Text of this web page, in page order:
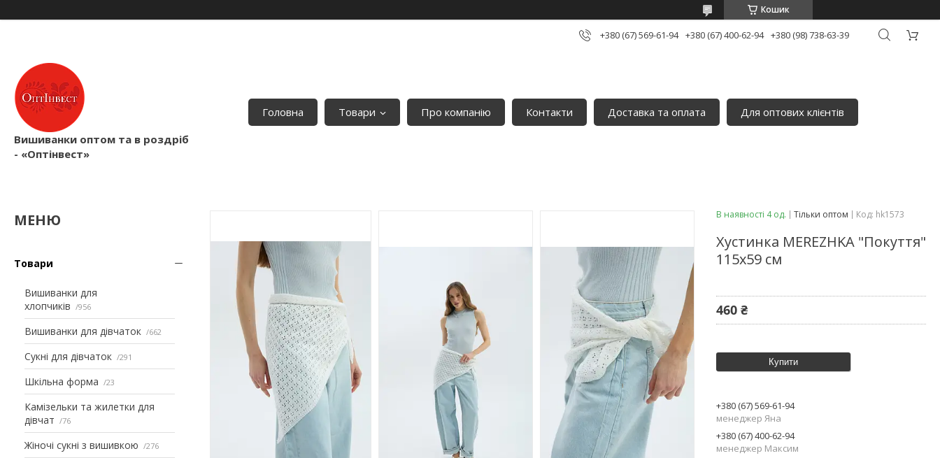
Кошик
+380 (67) 569-61-94 +380 (67) 400-62-94 +380 (98) 738-63-39
Вишиванки оптом та в роздріб
- «Оптінвест»
Головна Товари Про компанію Контакти Доставка та оплата Для оптових клієнтів
Товари
Вишиванки для
хлопчиків
956
Вишиванки для дівчаток 662
Сукні для дівчаток 291
Шкільна форма 23
Камізельки та жилетки для
дівчат
76
Жіночі сукні з вишивкою 276
В наявності 4 од. Тільки оптом Код: hk1573
Хустинка MEREZHKA "Покуття"
115х59 см
460 ₴
Купити
+380 (67) 569-61-94
менеджер Яна
+380 (67) 400-62-94
менеджер Максим